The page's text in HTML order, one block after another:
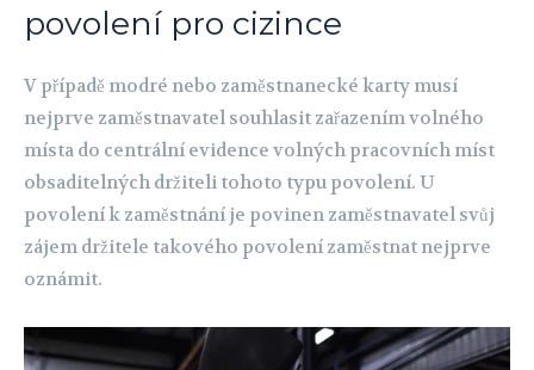
povolení pro cizince
V případě modré nebo zaměstnanecké karty musí
nejprve zaměstnavatel souhlasit zařazením volného
místa do centrální evidence volných pracovních míst
obsaditelných držiteli tohoto typu povolení. U
povolení k zaměstnání je povinen zaměstnavatel svůj
zájem držitele takového povolení zaměstnat nejprve
oznámit.